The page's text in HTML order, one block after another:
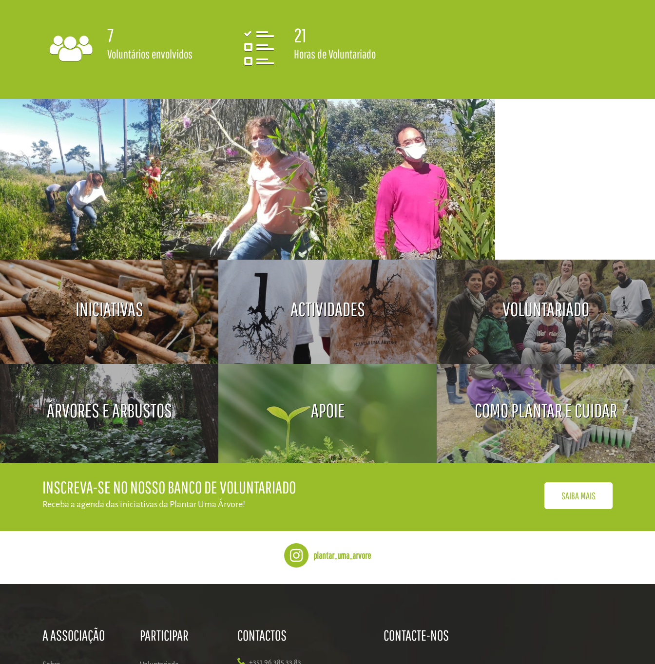
7
Voluntários envolvidos
21
Horas de Voluntariado
INICIATIVAS ACTIVIDADES VOLUNTARIADO
ÁRVORES E ARBUSTOS APOIE COMO PLANTAR E CUIDAR
​INSCREVA-SE NO NOSSO BANCO DE VOLUNTARIADO
Receba a agenda das iniciativas da​ Plantar Uma Árvore!
SAIBA MAIS
plantar_uma_arvore
A ASSOCIAÇÃO PARTICIPAR CONTACTOS
+351 96 385 33 83
CONTACTE-NOS